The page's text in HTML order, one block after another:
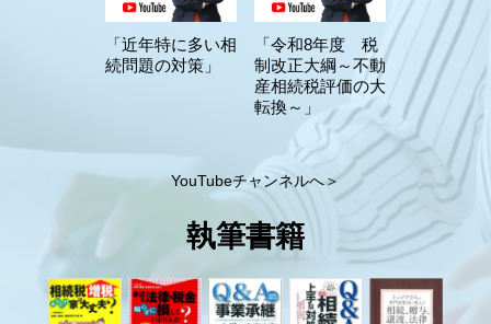
「近年特に多い相
続問題の対策」
「令和8年度 税
制改正大綱～不動
産相続税評価の大
転換～」
YouTubeチャンネルへ＞
執筆書籍